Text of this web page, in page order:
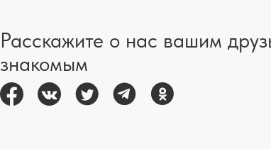
Расскажите о нас вашим
знакомым